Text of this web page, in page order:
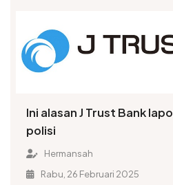
Ini alasan J Trust Bank
polisi
Hermansah
Rabu, 26 Februari 2025